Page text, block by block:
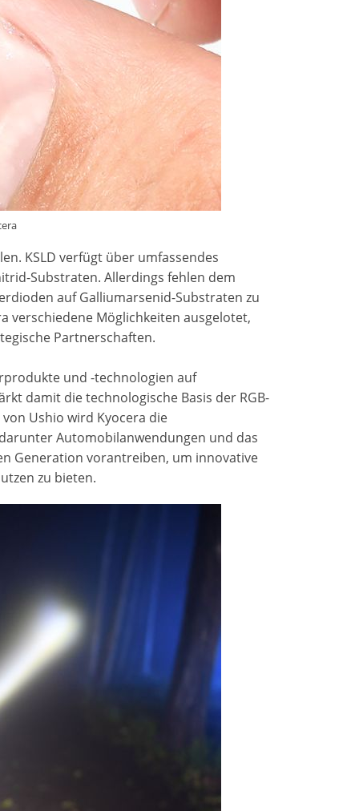
KSLD verfügt über umfassendes
Substraten. Allerdings fehlen dem
auf Galliumarsenid-Substraten zu
verschiedene Möglichkeiten ausgelotet,
Partnerschaften.
und -technologien auf
damit die technologische Basis der RGB-
Ushio wird Kyocera die
Automobilanwendungen und das
Generation vorantreiben, um innovative
zu bieten.